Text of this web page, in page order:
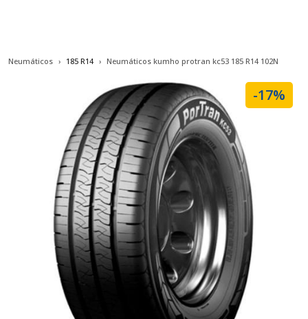
Neumáticos 185 R14 Neumáticos kumho protran kc53 185 R14 102N
-17%